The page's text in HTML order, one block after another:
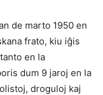
de marto 1950 en
frato, kiu iĝis
en la
dum 9 jaroj en la
droguloj kaj